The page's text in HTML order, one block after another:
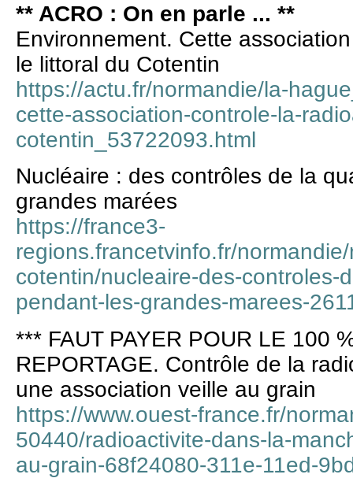
** ACRO : On en parle ... **
Environnement. Cette
le littoral du Cotentin
https://actu.fr/normandie/la-
cette-association-controle-la-
cotentin_53722093.html
Nucléaire : des contrôles de la
grandes marées
https://france3-
regions.francetvinfo.fr/
cotentin/nucleaire-des-controles-
pendant-les-grandes-marees-
*** FAUT PAYER POUR LE 100
REPORTAGE. Contrôle de la
une association veille au grain
https://www.ouest-france.fr/
50440/radioactivite-dans-la-
au-grain-68f24080-311e-11ed-